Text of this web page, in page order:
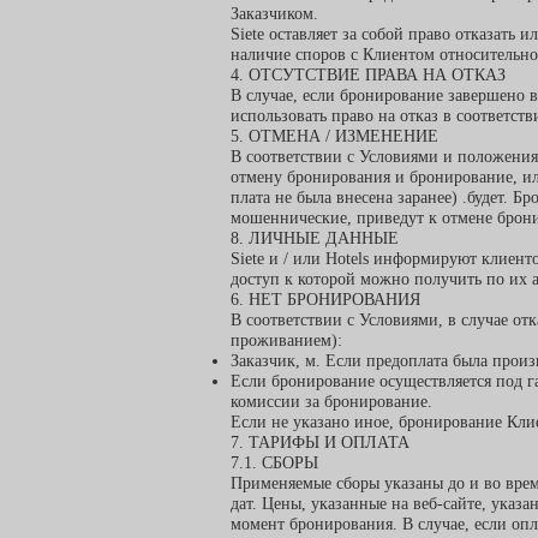
Заказчиком.
Siete оставляет за собой право
наличие споров с Клиентом
4. ОТСУТСТВИЕ ПРАВА НА ОТКАЗ
В случае, если бронирование завершено
использовать право на отказ в
5. ОТМЕНА / ИЗМЕНЕНИЕ
В соответствии с Условиями и
отмену бронирования и бронирование,
плата не была внесена заранее) .будет.
мошеннические, приведут к отмене
8. ЛИЧНЫЕ ДАННЫЕ
Siete и / или Hotels информируют
доступ к которой можно получить по их
6. НЕТ БРОНИРОВАНИЯ
В соответствии с Условиями, в случае
проживанием):
Заказчик, м. Если предоплата была
Если бронирование осуществляется под
комиссии за бронирование.
Если не указано иное, бронирование
7. ТАРИФЫ И ОПЛАТА
7.1. СБОРЫ
Применяемые сборы указаны до и во
дат. Цены, указанные на веб-сайте,
момент бронирования. В случае, если